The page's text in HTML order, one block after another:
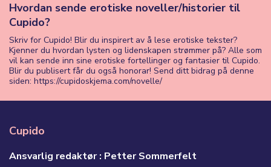
Hvordan sende erotiske noveller/historier til
Cupido?
Skriv for Cupido! Blir du inspirert av å lese erotiske tekster?
Kjenner du hvordan lysten og lidenskapen strømmer på? Alle som
vil kan sende inn sine erotiske fortellinger og fantasier til Cupido.
Blir du publisert får du også honorar! Send ditt bidrag på denne
siden: https://cupidoskjema.com/novelle/
Cupido
Ansvarlig redaktør : Petter Sommerfelt